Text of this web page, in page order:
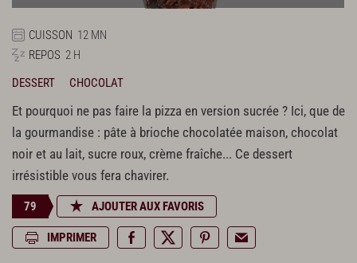
CUISSON 12 MN
REPOS 2 H
DESSERT
CHOCOLAT
Et pourquoi ne pas faire la pizza en version sucrée ? Ici, que de
la gourmandise : pâte à brioche chocolatée maison, chocolat
noir et au lait, sucre roux, crème fraîche... Ce dessert
irrésistible vous fera chavirer.
79 AJOUTER AUX FAVORIS
IMPRIMER